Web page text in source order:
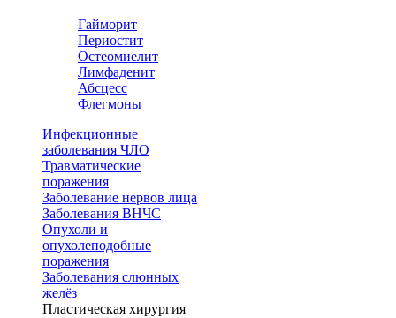
Гайморит
Периостит
Остеомиелит
Лимфаденит
Абсцесс
Флегмоны
Инфекционные
заболевания ЧЛО
Травматические
поражения
Заболевание нервов лица
Заболевания ВНЧС
Опухоли и
опухолеподобные
поражения
Заболевания слюнных
желёз
Пластическая хирургия